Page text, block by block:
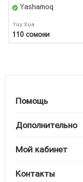
Yashamoq
Yuy Xua
110 сомони
Помощь
Дополнительно
Мой кабинет
Контакты